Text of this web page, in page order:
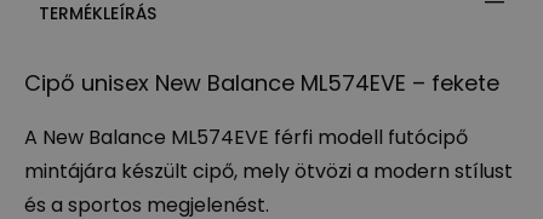
TERMÉKLEÍRÁS
Cipő unisex New Balance ML574EVE – fekete
A New Balance ML574EVE férfi modell futócipő
mintájára készült cipő, mely ötvözi a modern stílust
és a sportos megjelenést.